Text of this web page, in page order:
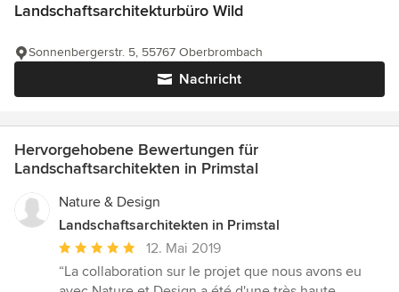
Landschaftsarchitekturbüro Wild
Nachricht
Sonnenbergerstr. 5, 55767 Oberbrombach
Hervorgehobene Bewertungen für
Landschaftsarchitekten in Primstal
Nature & Design
Landschaftsarchitekten in Primstal
Durchschnittliche
Bewertung:
5
12. Mai 2019
“La collaboration sur le projet que nous avons eu